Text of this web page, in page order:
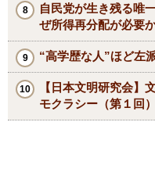
自民党が生き残る唯
ぜ所得再分配が必要
“高学歴な人”ほど左
【日本文明研究会】
モクラシー（第１回）